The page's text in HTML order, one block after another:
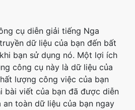
cụ diễn giải tiếng Nga
dữ liệu của bạn đến bất
bạn sử dụng nó. Một lợi ích
công cụ này là dữ liệu của
lượng công việc của bạn
bài viết của bạn đã được diễn
toàn dữ liệu của bạn ngay